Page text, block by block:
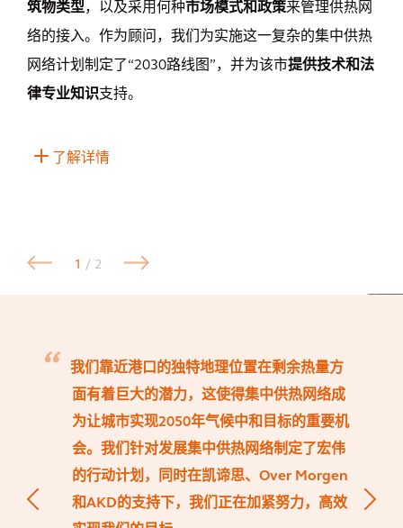
筑物类型，以及采用何种市场模式和政策来管理供热网
络的接入。作为顾问，我们为实施这一复杂的集中供热
网络计划制定了“2030路线图”，并为该市提供技术和法
律专业知识支持。
了解详情
1 / 2
我们靠近港口的独特地理位置在剩余热量方
面有着巨大的潜力，这使得集中供热网络成
为让城市实现2050年气候中和目标的重要机
会。我们针对发展集中供热网络制定了宏伟
的行动计划，同时在凯谛思、Over Morgen
和AKD的支持下，我们正在加紧努力，高效